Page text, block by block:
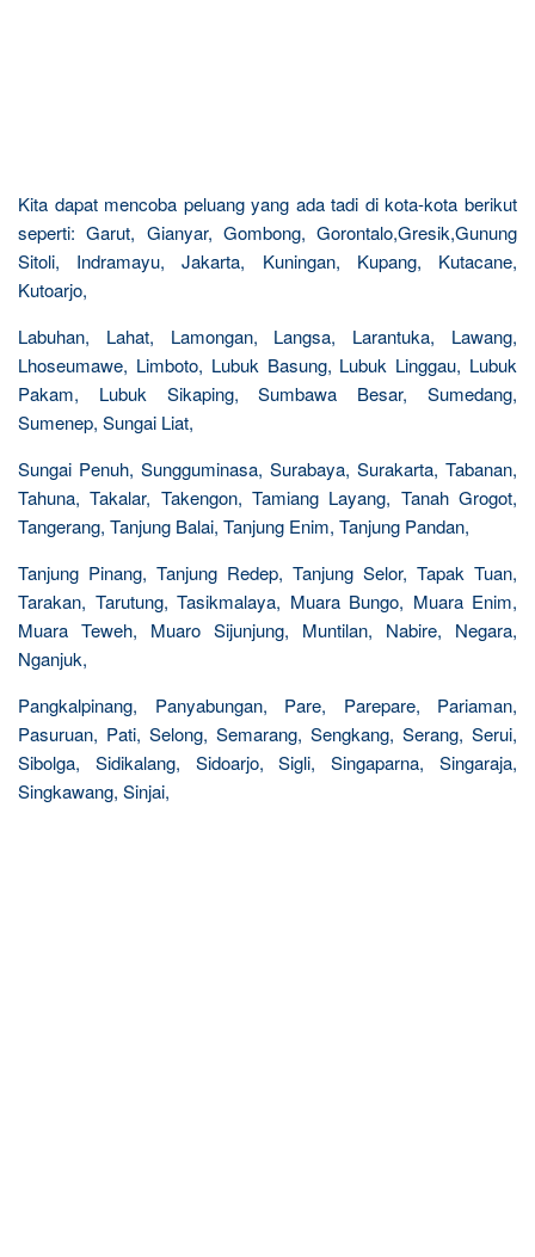
Kita dapat mencoba peluang yang ada tadi di kota-kota berikut
seperti: Garut, Gianyar, Gombong, Gorontalo,Gresik,Gunung
Sitoli, Indramayu, Jakarta, Kuningan, Kupang, Kutacane,
Kutoarjo,
Labuhan, Lahat, Lamongan, Langsa, Larantuka, Lawang,
Lhoseumawe, Limboto, Lubuk Basung, Lubuk Linggau, Lubuk
Pakam, Lubuk Sikaping, Sumbawa Besar, Sumedang,
Sumenep, Sungai Liat,
Sungai Penuh, Sungguminasa, Surabaya, Surakarta, Tabanan,
Tahuna, Takalar, Takengon, Tamiang Layang, Tanah Grogot,
Tangerang, Tanjung Balai, Tanjung Enim, Tanjung Pandan,
Tanjung Pinang, Tanjung Redep, Tanjung Selor, Tapak Tuan,
Tarakan, Tarutung, Tasikmalaya, Muara Bungo, Muara Enim,
Muara Teweh, Muaro Sijunjung, Muntilan, Nabire, Negara,
Nganjuk,
Pangkalpinang, Panyabungan, Pare, Parepare, Pariaman,
Pasuruan, Pati, Selong, Semarang, Sengkang, Serang, Serui,
Sibolga, Sidikalang, Sidoarjo, Sigli, Singaparna, Singaraja,
Singkawang, Sinjai,